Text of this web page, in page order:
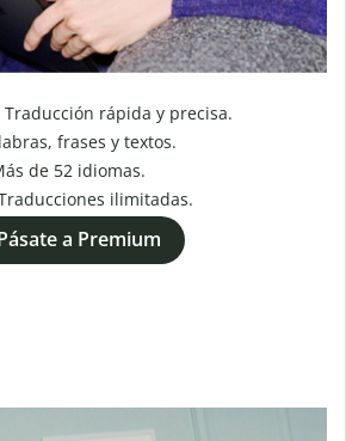
Traducción rápida y precisa.
frases y textos.
de 52 idiomas.
ilimitadas.
a Premium